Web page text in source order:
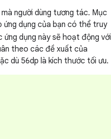
người dùng tương tác. Mục
ứng dụng của bạn có thể truy
ứng dụng này sẽ hoạt động với
theo các đề xuất của
dù 56dp là kích thước tối ưu.